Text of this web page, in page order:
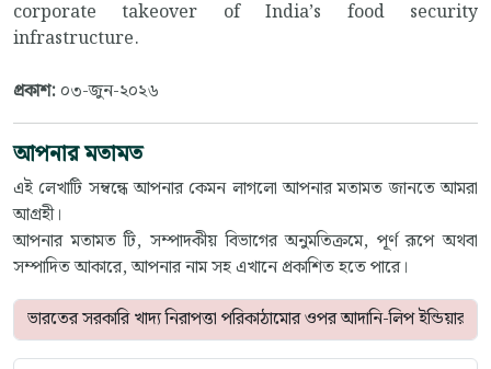
corporate takeover of India’s food security
infrastructure.
প্রকাশ: ০৩-জুন-২০২৬
আপনার মতামত
এই লেখাটি সম্বন্ধে আপনার কেমন লাগলো আপনার মতামত জানতে আমরা
আগ্রহী।
আপনার মতামত টি, সম্পাদকীয় বিভাগের অনুমতিক্রমে, পূর্ণ রূপে অথবা
সম্পাদিত আকারে, আপনার নাম সহ এখানে প্রকাশিত হতে পারে।